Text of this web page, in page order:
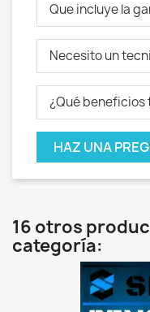
Que incluye la
Necesito un
¿Qué beneficios
HAZ UNA
16 otros
categoría: